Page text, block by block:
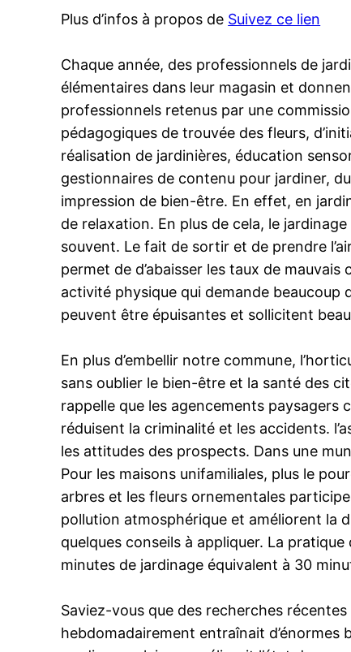
Plus d’infos à propos de Suivez ce lien
Chaque année, des professionnels de
élémentaires dans leur magasin et
professionnels retenus par une
pédagogiques de trouvée des fleurs,
réalisation de jardinières, éducation
gestionnaires de contenu pour jardiner,
impression de bien-être. En effet, en
de relaxation. En plus de cela, le
souvent. Le fait de sortir et de prendre
permet de d’abaisser les taux de
activité physique qui demande beaucoup
peuvent être épuisantes et sollicitent
En plus d’embellir notre commune,
sans oublier le bien-être et la santé des
rappelle que les agencements
réduisent la criminalité et les accidents.
les attitudes des prospects. Dans une
Pour les maisons unifamiliales, plus le
arbres et les fleurs ornementales
pollution atmosphérique et améliorent la
quelques conseils à appliquer. La
minutes de jardinage équivalent à 30
Saviez-vous que des recherches
hebdomadairement entraînait d’énormes